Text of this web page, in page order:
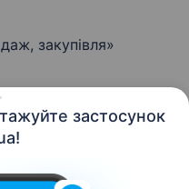
застосунок
закупівля»